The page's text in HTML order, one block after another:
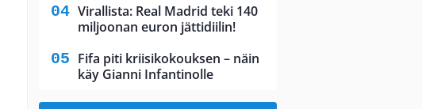
Virallista: Real Madrid teki 140
miljoonan euron jättidiilin!
Fifa piti kriisikokouksen – näin
käy Gianni Infantinolle